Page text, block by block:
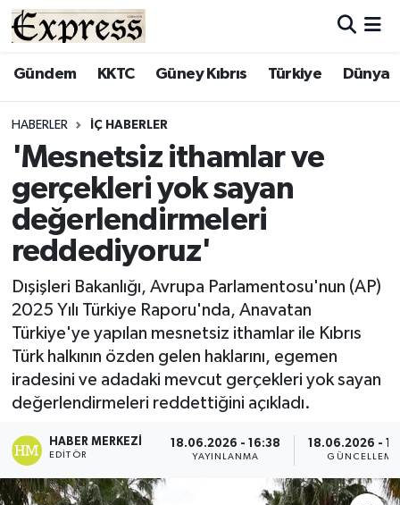
Gündem KKTC Güney Kıbrıs Türkiye Dünya
HABERLER İÇ HABERLER
'Mesnetsiz ithamlar ve
gerçekleri yok sayan
değerlendirmeleri
reddediyoruz'
Dışişleri Bakanlığı, Avrupa Parlamentosu'nun (AP)
2025 Yılı Türkiye Raporu'nda, Anavatan
Türkiye'ye yapılan mesnetsiz ithamlar ile Kıbrıs
Türk halkının özden gelen haklarını, egemen
iradesini ve adadaki mevcut gerçekleri yok sayan
değerlendirmeleri reddettiğini açıkladı.
HABER MERKEZI
EDITÖR
18.06.2026 - 16:38
YAYINLANMA
18.06.2026 -
GÜNCELLEME
ALAYKÖY
BİLİM
ÇATALKÖY
DÜNYA
EĞİTİM
EKONOMİ
ENGLISH
GAZİMAĞUSA
Hava Durumu
Süper Lig Puan Durumu ve Fikstür
Tüm Manşetler
Son Dakika Haberleri
Haber Arşivi